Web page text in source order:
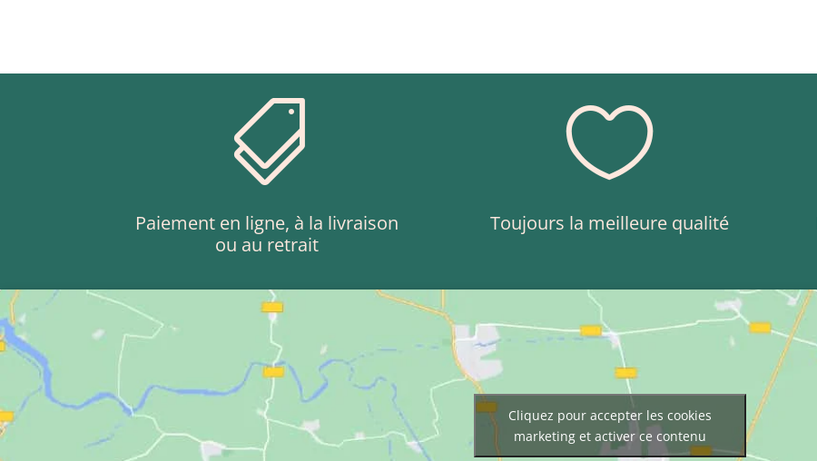

Paiement en ligne, à la livraison
ou au retrait

Toujours la meilleure qualité
Cliquez pour accepter les cookies
marketing et activer ce contenu